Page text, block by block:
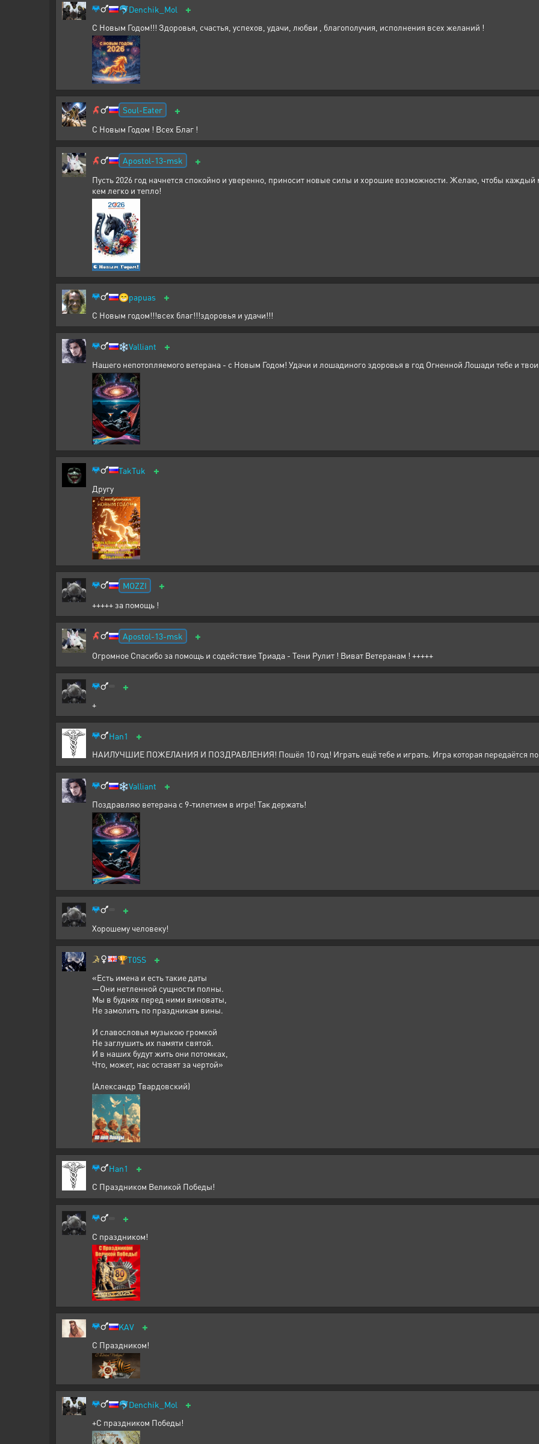
🐬Denchik_Mol +
С Новым Годом!!! Здоровья, счастья, успехов, удачи, любви , благополучия, исполнения всех желаний !
Soul-Eater +
С Новым Годом ! Всех Благ !
Apostol-13-msk +
Пусть 2026 год начнется спокойно и уверенно, приносит новые силы и хорошие возможности. Желаю, чтобы каждый
кем легко и тепло!
😁papuas +
С Новым годом!!!всех благ!!!здоровья и удачи!!!
❄️Valliant +
Нашего непотопляемого ветерана - с Новым Годом! Удачи и лошадиного здоровья в год Огненной Лошади тебе и
TakTuk +
Другу
MOZZI +
+++++ за помощь !
Apostol-13-msk +
Огромное Спасибо за помощь и содействие Триада - Тени Рулит ! Виват Ветеранам ! +++++
+
+
Han1 +
НАИЛУЧШИЕ ПОЖЕЛАНИЯ И ПОЗДРАВЛЕНИЯ! Пошёл 10 год! Играть ещё тебе и играть. Игра которая передаётся по
❄️Valliant +
Поздравляю ветерана с 9-тилетием в игре! Так держать!
+
Хорошему человеку!
🏆T0SS +
«Есть имена и есть такие даты
—Они нетленной сущности полны.
Мы в буднях перед ними виноваты,
Не замолить по праздникам вины.
И славословья музыкою громкой
Не заглушить их памяти святой.
И в наших будут жить они потомках,
Что, может, нас оставят за чертой»
(Александр Твардовский)
Han1 +
С Праздником Великой Победы!
+
С праздником!
KAV +
С Праздником!
🐬Denchik_Mol +
+С праздником Победы!